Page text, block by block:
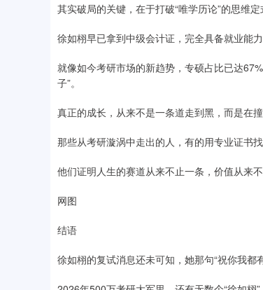
其实破局的关键，在于打破“唯学历论”的思维定
徐如栩早已拿到中级会计证，完全具备就业能
就像如今考研市场的新趋势，专硕占比已达
子”。
真正的成长，从来不是一条道走到黑，而是在撞
那些从考研漩涡中走出的人，有的用专业证书
他们证明人生的赛道从来不止一条，价值从来不
网图
结语
徐如栩的复试消息还未可知，她那句“祝你我都